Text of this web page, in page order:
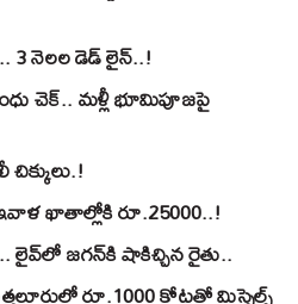
3 నెలల డెడ్‌ లైన్‌..!
చెక్.. మళ్లీ భూమిపూజపై
ఖాతాల్లోకి రూ.25000..!
లైవ్‌లో జగన్‌కి షాకిచ్చిన రైతు..
రూ.1000 కోట్లతో మిస్సైల్స్